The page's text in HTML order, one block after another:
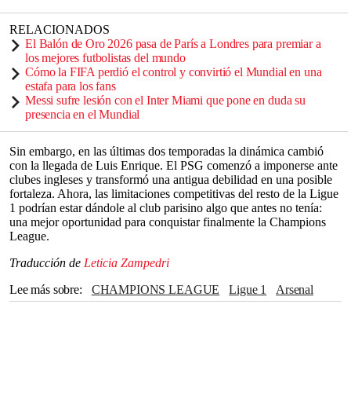
RELACIONADOS
El Balón de Oro 2026 pasa de París a Londres para premiar a
los mejores futbolistas del mundo
Cómo la FIFA perdió el control y convirtió el Mundial en una
estafa para los fans
Messi sufre lesión con el Inter Miami que pone en duda su
presencia en el Mundial
Sin embargo, en las últimas dos temporadas la dinámica cambió
con la llegada de Luis Enrique. El PSG comenzó a imponerse ante
clubes ingleses y transformó una antigua debilidad en una posible
fortaleza. Ahora, las limitaciones competitivas del resto de la Ligue
1 podrían estar dándole al club parisino algo que antes no tenía:
una mejor oportunidad para conquistar finalmente la Champions
League.
Traducción de Leticia Zampedri
Lee más sobre
CHAMPIONS LEAGUE Ligue 1
Arsenal